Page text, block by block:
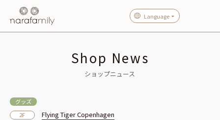
Language
Shop News
ショップニュース
グッズ
2F
Flying Tiger Copenhagen